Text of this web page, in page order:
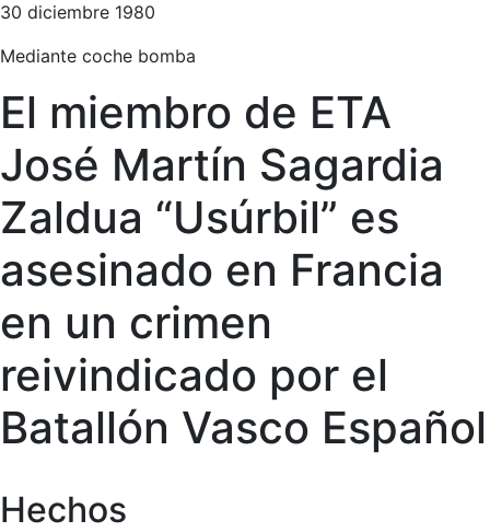
30 diciembre 1980
Mediante coche bomba
El miembro de ETA
José Martín Sagardia
Zaldua “Usúrbil” es
asesinado en Francia
en un crimen
reivindicado por el
Batallón Vasco Español
Hechos